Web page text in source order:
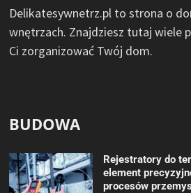
Delikatesywnetrz.pl to strona o
wnętrzach. Znajdziesz tutaj wiele
Ci zorganizować Twój dom.
BUDOWA
Rejestratory do
element
procesów